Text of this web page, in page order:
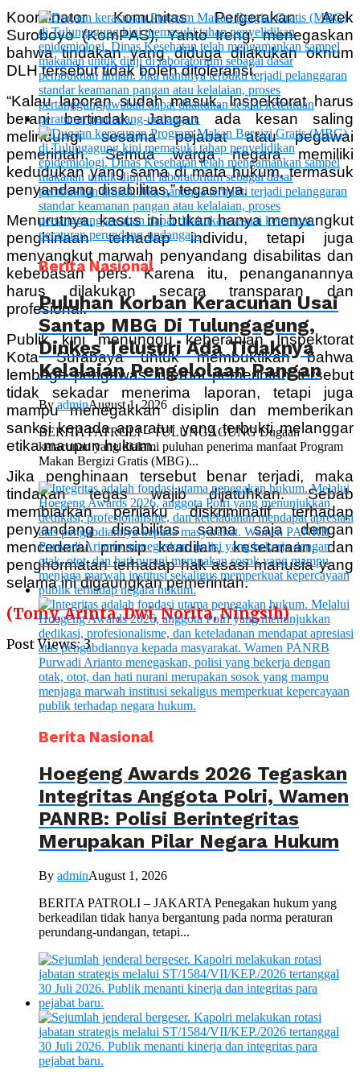
Koordinator Komunitas Pergerakan Arek
Suroboyo (KomPAS), Yanto Ireng, menegaskan
bahwa tindakan yang diduga dilakukan oknum
DLH tersebut tidak boleh ditoleransi.
“Kalau laporan sudah masuk, Inspektorat harus
berani bertindak. Jangan ada kesan saling
melindungi sesama pejabat atau pegawai
pemerintah. Semua warga negara memiliki
kedudukan yang sama di mata hukum, termasuk
penyandang disabilitas,” tegasnya.
Menurutnya, kasus ini bukan hanya menyangkut
penghinaan terhadap individu, tetapi juga
menyangkut marwah penyandang disabilitas dan
kebebasan pers. Karena itu, penanganannya
harus dilakukan secara transparan dan
profesional.
Publik kini menunggu keberanian Inspektorat
Kota Surabaya untuk membuktikan bahwa
lembaga pengawas internal pemerintah tersebut
tidak sekadar menerima laporan, tetapi juga
mampu menegakkan disiplin dan memberikan
sanksi kepada aparatur yang terbukti melanggar
etika maupun hukum.
Jika penghinaan tersebut benar terjadi, maka
tindakan tegas wajib dijatuhkan. Sebab
membiarkan perilaku diskriminatif terhadap
penyandang disabilitas sama saja dengan
mencederai prinsip keadilan, kesetaraan, dan
penghormatan terhadap hak asasi manusia yang
selama ini digaungkan pemerintah.
(Tomy, Arinta, Dwi, Norita, Ningsih)
Post Views: 3
Berita Nasional
Puluhan Korban Keracunan Usai
Santap MBG Di Tulungagung,
Dinkes Telusuri Ada Tidaknya
Kelalaian Pengelolaan Pangan
ByadminAugust 1, 2026
BERITA PATROLI – TULUNGAGUNG Dugaan
keracunan yang dialami puluhan penerima manfaat Program
Makan Bergizi Gratis (MBG)...
Berita Nasional
Hoegeng Awards 2026 Tegaskan
Integritas Anggota Polri, Wamen
PANRB: Polisi Berintegritas
Merupakan Pilar Negara Hukum
By adminAugust 1, 2026
BERITA PATROLI – JAKARTA Penegakan hukum yang
berkeadilan tidak hanya bergantung pada norma peraturan
perundang-undangan, tetapi...